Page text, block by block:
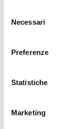
delNecessari
Preferenze
Statistiche
Marketing